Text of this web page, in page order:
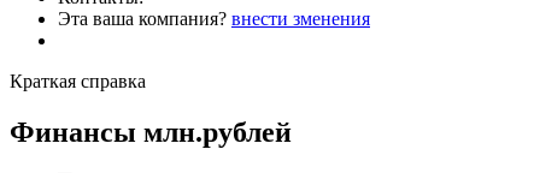
Эта ваша компания? внести зменения
Краткая справка
Финансы млн.рублей